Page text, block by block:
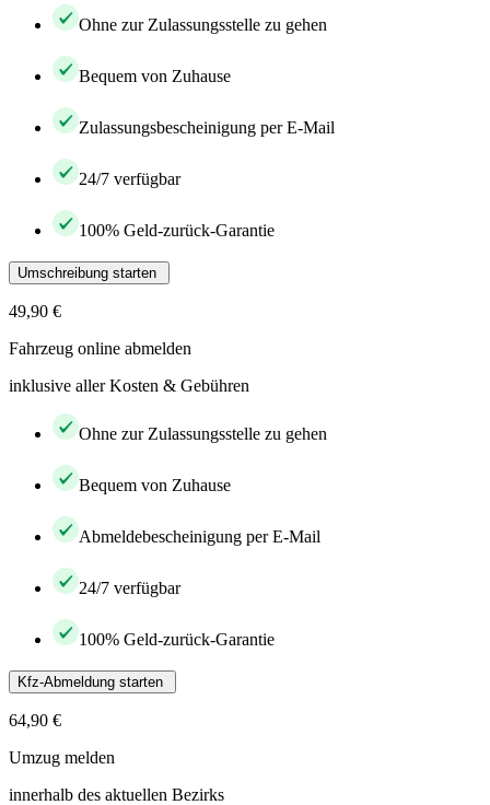
Ohne zur Zulassungsstelle zu gehen
Bequem von Zuhause
Zulassungsbescheinigung per E-Mail
24/7 verfügbar
100% Geld-zurück-Garantie
Umschreibung starten
49,90 €
Fahrzeug online abmelden
inklusive aller Kosten & Gebühren
Ohne zur Zulassungsstelle zu gehen
Bequem von Zuhause
Abmeldebescheinigung per E-Mail
24/7 verfügbar
100% Geld-zurück-Garantie
Kfz-Abmeldung starten
64,90 €
Umzug melden
innerhalb des aktuellen Bezirks